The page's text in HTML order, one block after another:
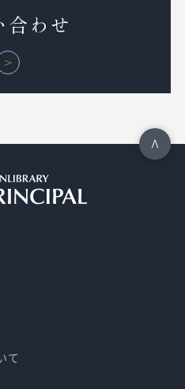
合わせ
て